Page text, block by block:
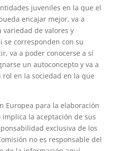
juveniles en la que el
encajar mejor, va a
de valores y
se corresponden con su
va a poder conocerse a sí
un autoconcepto y va a
en la sociedad en la que
Europea para la elaboración
la aceptación de sus
exclusiva de los
no es responsable del